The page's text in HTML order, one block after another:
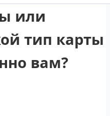
или
тип карты
вам?